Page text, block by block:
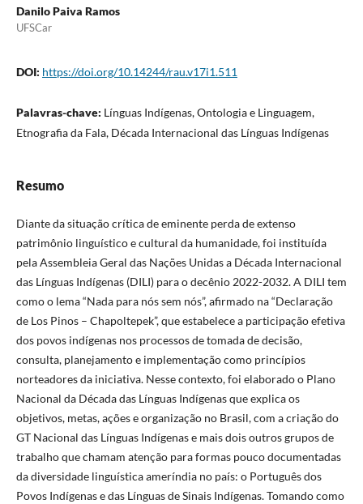
Danilo Paiva Ramos
UFSCar
DOI: https://doi.org/10.14244/rau.v17i1.511
Palavras-chave: Línguas Indígenas, Ontologia e Linguagem,
Etnografia da Fala, Década Internacional das Línguas Indígenas
Resumo
Diante da situação crítica de eminente perda de extenso
patrimônio linguístico e cultural da humanidade, foi instituída
pela Assembleia Geral das Nações Unidas a Década Internacional
das Línguas Indígenas (DILI) para o decênio 2022-2032. A DILI tem
como o lema “Nada para nós sem nós”, afirmado na “Declaração
de Los Pinos – Chapoltepek”, que estabelece a participação efetiva
dos povos indígenas nos processos de tomada de decisão,
consulta, planejamento e implementação como princípios
norteadores da iniciativa. Nesse contexto, foi elaborado o Plano
Nacional da Década das Línguas Indígenas que explica os
objetivos, metas, ações e organização no Brasil, com a criação do
GT Nacional das Línguas Indígenas e mais dois outros grupos de
trabalho que chamam atenção para formas pouco documentadas
da diversidade linguística ameríndia no país: o Português dos
Povos Indígenas e das Línguas de Sinais Indígenas. Tomando como